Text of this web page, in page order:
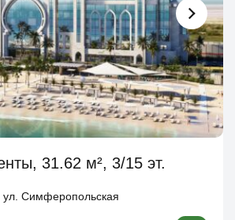
31.62 м², 3/15 эт.
ул. Симферопольская